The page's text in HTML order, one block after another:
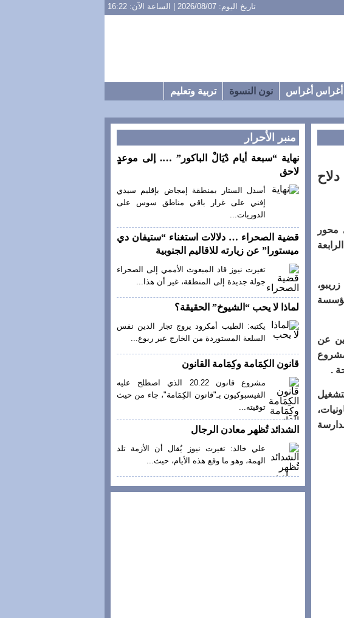
تاريخ اليوم: 2026/08/07 | الساعة الآن: 16:22
أغراس أغراس نون النسوة
تربية وتعليم
محور
الرابعة
زريبو،
عن
.
منبر الأحرار
نهاية “سبعة أيام دْيَالْ الباكور” …. إلى موعدٍ
لاحق
أسدل الستار بمنطقة إمجاض بإقليم سيدي
إفني على غرار باقي مناطق سوس على
الدوريات...
قضية الصحراء … دلالات استغناء “ستيفان دي
ميستورا” عن زيارته للاقاليم الجنوبية
تغيرت نيوز قاد المبعوث الأممي إلى الصحراء
جولة جديدة إلى المنطقة، غير أن هذا...
لماذا لا يحب “الشيوخ” الحقيقة؟
يكتبه: الطيب أمكرود يروج تجار الدين نفس
السلعة المستوردة من الخارج عير ربوع...
قانون الكِمَامة وكِمَامة القانون
مشروع قانون 20.22 الذي اصطلح عليه
الفيسبوكيون بـ"قانون الكِمَامة"، جاء من حيث
توقيته...
الشدائد تُظهر معادن الرجال
علي خالد: تغيرت نيوز يُقال أن الأزمة تلد
الهمة، وهو ما وقع هذه الأيام، حيث...